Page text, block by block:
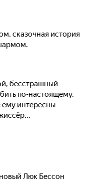
сказочная история
бесстрашный
по-настоящему.
ему интересны
Люк Бессон